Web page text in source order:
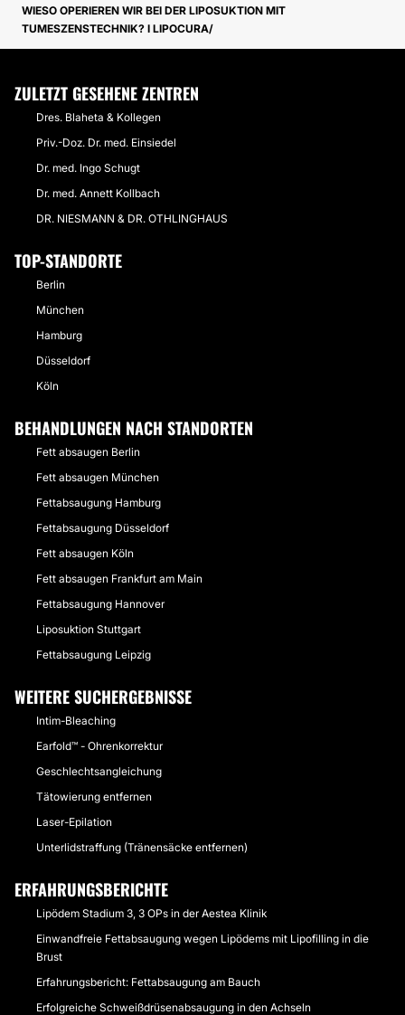
WIESO OPERIEREN WIR BEI DER LIPOSUKTION MIT
TUMESZENSTECHNIK? I LIPOCURA
ZULETZT GESEHENE ZENTREN
Dres. Blaheta & Kollegen
Priv.-Doz. Dr. med. Einsiedel
Dr. med. Ingo Schugt
Dr. med. Annett Kollbach
DR. NIESMANN & DR. OTHLINGHAUS
TOP-STANDORTE
Berlin
München
Hamburg
Düsseldorf
Köln
BEHANDLUNGEN NACH STANDORTEN
Fett absaugen Berlin
Fett absaugen München
Fettabsaugung Hamburg
Fettabsaugung Düsseldorf
Fett absaugen Köln
Fett absaugen Frankfurt am Main
Fettabsaugung Hannover
Liposuktion Stuttgart
Fettabsaugung Leipzig
WEITERE SUCHERGEBNISSE
Intim-Bleaching
Earfold™ - Ohrenkorrektur
Geschlechtsangleichung
Tätowierung entfernen
Laser-Epilation
Unterlidstraffung (Tränensäcke entfernen)
ERFAHRUNGSBERICHTE
Lipödem Stadium 3, 3 OPs in der Aestea Klinik
Einwandfreie Fettabsaugung wegen Lipödems mit Lipofilling in die
Brust
Erfahrungsbericht: Fettabsaugung am Bauch
Erfolgreiche Schweißdrüsenabsaugung in den Achseln